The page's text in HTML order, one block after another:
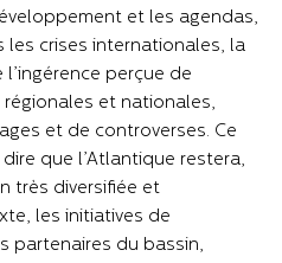
et les agendas,
les crises internationales, la
perçue de
régionales et nationales,
et de controverses. Ce
que l’Atlantique restera,
très diversifiée et
les initiatives de
partenaires du bassin,